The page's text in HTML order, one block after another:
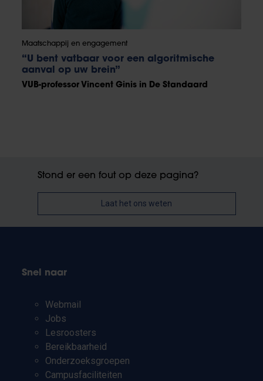
Maatschappij en engagement
“U bent vatbaar voor een algoritmische
aanval op uw brein”
VUB-professor Vincent Ginis in De Standaard
Stond er een fout op deze pagina?
Laat het ons weten
Snel naar
Webmail
Jobs
Lesroosters
Bereikbaarheid
Onderzoeksgroepen
Campusfaciliteiten